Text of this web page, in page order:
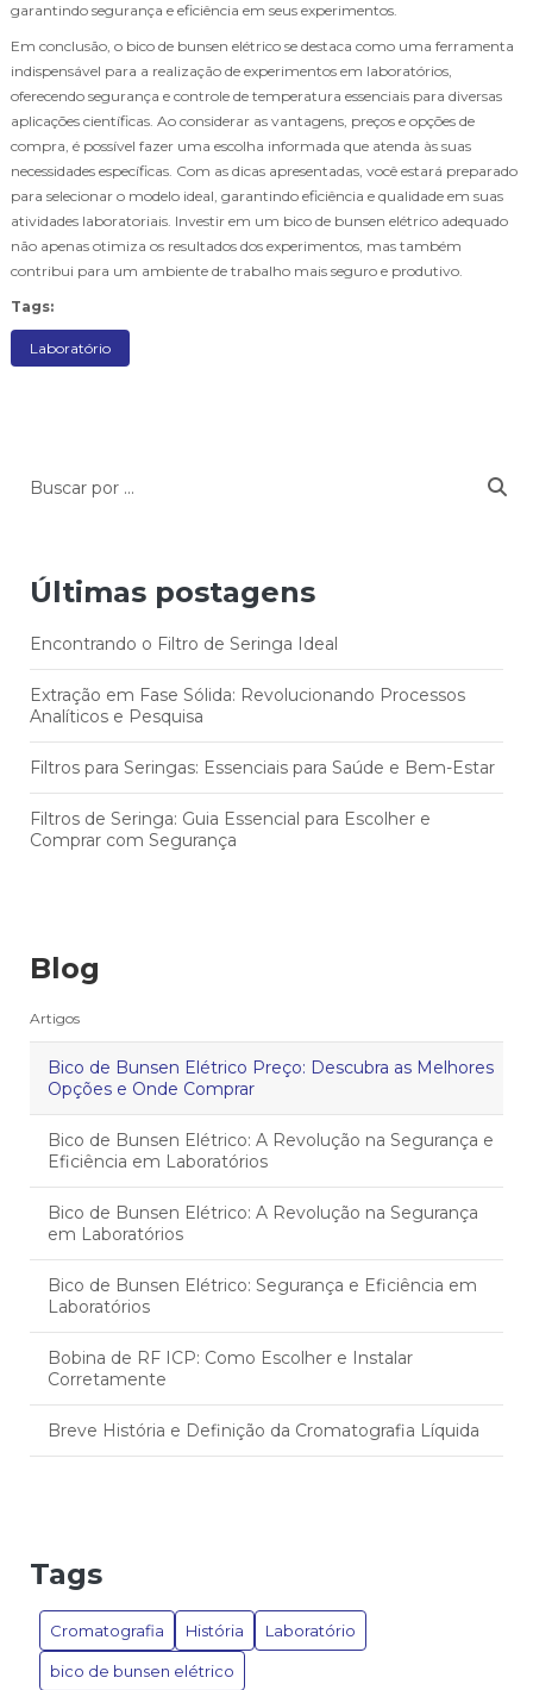
garantindo segurança e eficiência em seus experimentos.
Em conclusão, o bico de bunsen elétrico se destaca como uma ferramenta
indispensável para a realização de experimentos em laboratórios,
oferecendo segurança e controle de temperatura essenciais para diversas
aplicações científicas. Ao considerar as vantagens, preços e opções de
compra, é possível fazer uma escolha informada que atenda às suas
necessidades específicas. Com as dicas apresentadas, você estará preparado
para selecionar o modelo ideal, garantindo eficiência e qualidade em suas
atividades laboratoriais. Investir em um bico de bunsen elétrico adequado
não apenas otimiza os resultados dos experimentos, mas também
contribui para um ambiente de trabalho mais seguro e produtivo.
Tags:
Laboratório
Últimas postagens
Encontrando o Filtro de Seringa Ideal
Extração em Fase Sólida: Revolucionando Processos
Analíticos e Pesquisa
Filtros para Seringas: Essenciais para Saúde e Bem-Estar
Filtros de Seringa: Guia Essencial para Escolher e
Comprar com Segurança
Blog
Artigos
Bico de Bunsen Elétrico Preço: Descubra as Melhores
Opções e Onde Comprar
Bico de Bunsen Elétrico: A Revolução na Segurança e
Eficiência em Laboratórios
Bico de Bunsen Elétrico: A Revolução na Segurança
em Laboratórios
Bico de Bunsen Elétrico: Segurança e Eficiência em
Laboratórios
Bobina de RF ICP: Como Escolher e Instalar
Corretamente
Breve História e Definição da Cromatografia Líquida
saber
Camara de Nebulização ICP: Vantagens e Aplicações
Essenciais
Tags
Cromatografia História Laboratório
bico de bunsen elétrico